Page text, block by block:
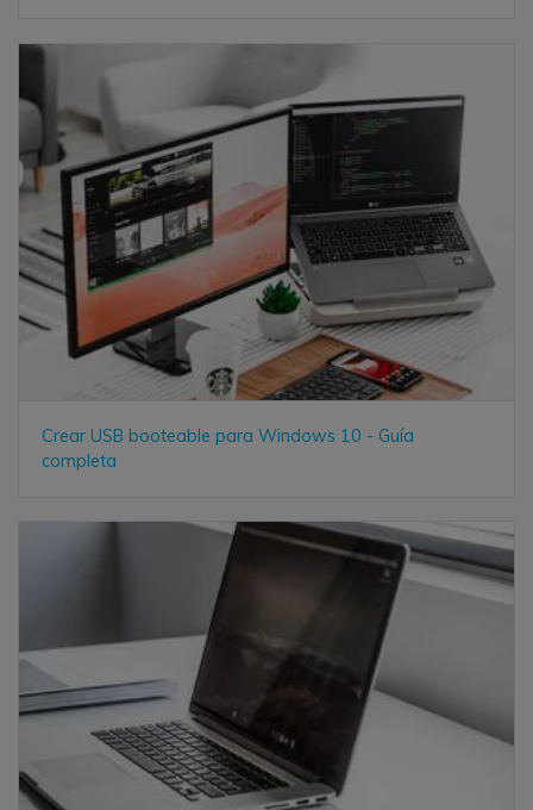
Crear USB booteable para Windows 10 - Guía
completa